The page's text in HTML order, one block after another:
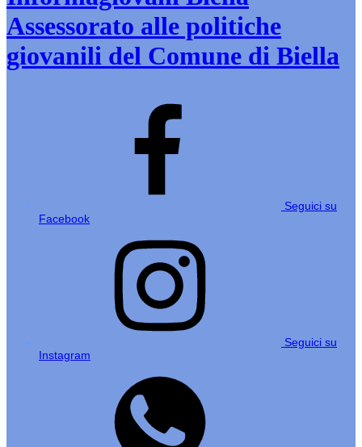
Assessorato alle politiche
giovanili del Comune di Biella
Seguici su
Facebook
Seguici su
Instagram